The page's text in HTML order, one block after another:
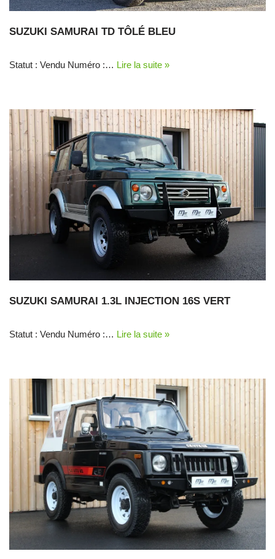
SUZUKI SAMURAI TD TÔLÉ BLEU
Statut : Vendu Numéro :… Lire la suite »
SUZUKI SAMURAI 1.3L INJECTION 16S VERT
Statut : Vendu Numéro :… Lire la suite »